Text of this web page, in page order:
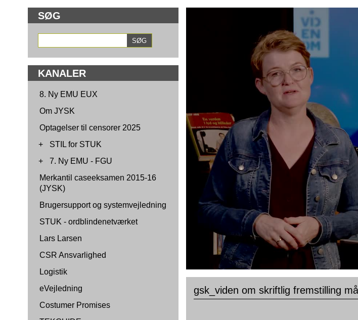
SØG
KANALER
8. Ny EMU EUX
Om JYSK
Optagelser til censorer 2025
+
STIL for STUK
+
7. Ny EMU - FGU
Merkantil caseeksamen 2015-16
(JYSK)
Brugersupport og systemvejledning
STUK - ordblindenetværket
Lars Larsen
CSR Ansvarlighed
Logistik
eVejledning
Costumer Promises
gsk_viden om skriftlig fremstilling